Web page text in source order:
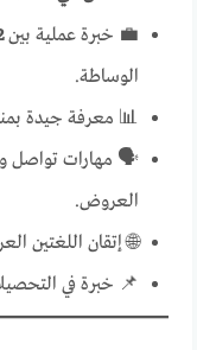
💼 خبرة عملية بين2
الوساطة.
📊 معرفة جيدة
🗣️ مهارات تواصل
العروض.
🌐 إتقان اللغتين
📌 خبرة في